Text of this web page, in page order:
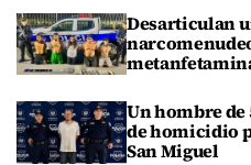
Desarticulan
Un hombre de
de homicidio
San Miguel